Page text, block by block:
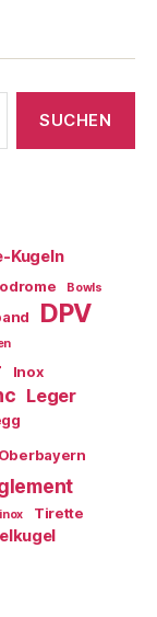
Kugeln
Bowls
DPV
Inox
Leger
Oberbayern
Tirette